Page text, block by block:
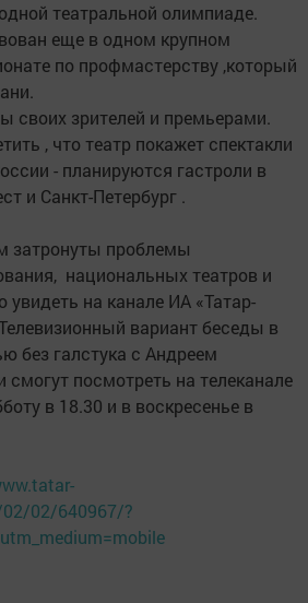
театральной олимпиаде.
еще в одном крупном
по профмастерству ,который
своих зрителей и премьерами.
, что театр покажет спектакли
- планируются гастроли в
и Санкт-Петербург .
затронуты проблемы
национальных театров и
на канале ИА «Татар-
вариант беседы в
без галстука с Андреем
посмотреть на телеканале
в 18.30 и в воскресенье в
02/640967/?